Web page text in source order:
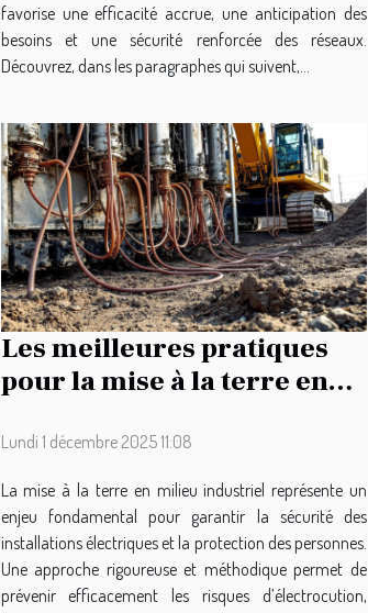
favorise une efficacité accrue, une anticipation des
besoins et une sécurité renforcée des réseaux.
Découvrez, dans les paragraphes qui suivent,...
Les meilleures pratiques
pour la mise à la terre en
Lundi 1 décembre 2025 11:08
La mise à la terre en milieu industriel représente un
enjeu fondamental pour garantir la sécurité des
installations électriques et la protection des personnes.
Une approche rigoureuse et méthodique permet de
prévenir efficacement les risques d’électrocution,